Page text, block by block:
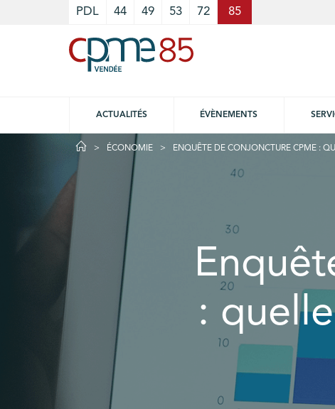
PDL 44 49 53 72 85
ACTUALITÉS ÉVÈNEMENTS
ÉCONOMIE ENQUÊTE DE CONJONCTURE CPME :
:
Cookies management panel